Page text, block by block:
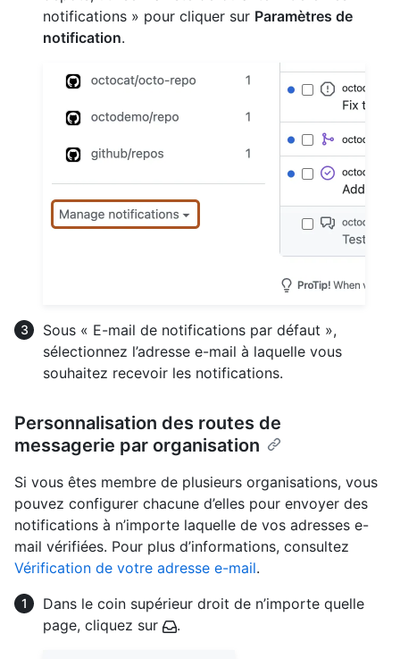
notifications » pour cliquer sur Paramètres de
notification.
Sous « E-mail de notifications par défaut »,
sélectionnez l’adresse e-mail à laquelle vous
souhaitez recevoir les notifications.
Personnalisation des routes de
messagerie par organisation
Si vous êtes membre de plusieurs organisations, vous
pouvez configurer chacune d’elles pour envoyer des
notifications à n’importe laquelle de vos adresses e-
mail vérifiées. Pour plus d’informations, consultez
Vérification de votre adresse e-mail.
Dans le coin supérieur droit de n’importe quelle
page, cliquez sur
.